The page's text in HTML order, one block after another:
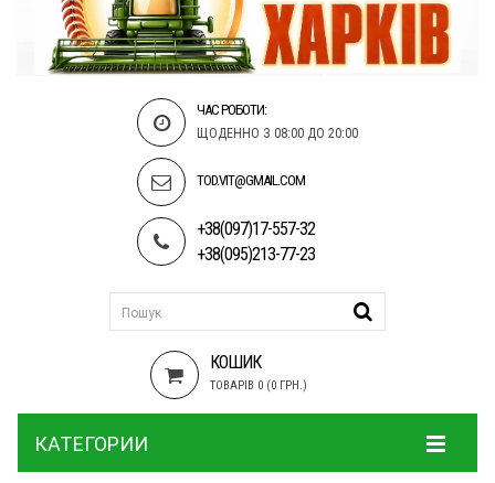
ЧАС РОБОТИ:
ЩОДЕННО З 08:00 ДО 20:00
TOD.VIT@GMAIL.COM
+38(097)17-557-32
+38(095)213-77-23
КОШИК
ТОВАРІВ 0 (0 ГРН.)
КАТЕГОРИИ